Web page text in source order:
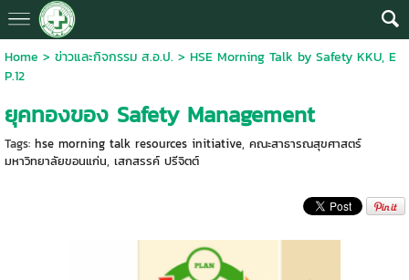
Home > ข่าวและกิจกรรม ส.อ.ป. > HSE Morning Talk by Safety KKU, E
P.12
ยุคทองของ Safety Management
Tags: hse morning talk resources initiative, คณะสาธารณสุขศาสตร์
มหาวิทยาลัยขอนแก่น, เสกสรรค์ ปรีจิตต์